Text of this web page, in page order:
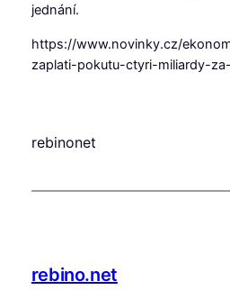
jednání.
https://www.novinky.cz/
zaplati-pokutu-ctyri-miliardy-
rebinonet
rebino.net